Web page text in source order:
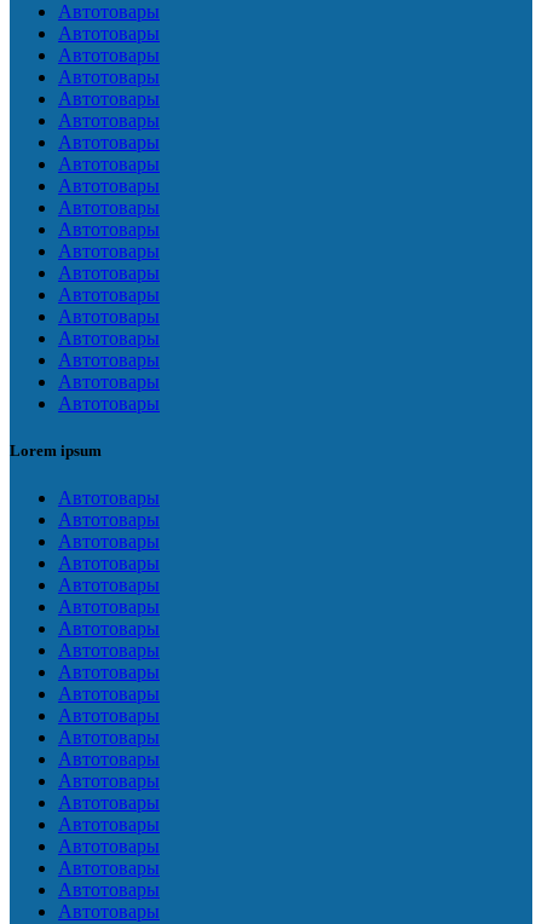
Автотовары
Автотовары
Автотовары
Автотовары
Автотовары
Автотовары
Автотовары
Автотовары
Автотовары
Автотовары
Автотовары
Автотовары
Автотовары
Автотовары
Автотовары
Автотовары
Автотовары
Автотовары
Автотовары
Lorem ipsum
Автотовары
Автотовары
Автотовары
Автотовары
Автотовары
Автотовары
Автотовары
Автотовары
Автотовары
Автотовары
Автотовары
Автотовары
Автотовары
Автотовары
Автотовары
Автотовары
Автотовары
Автотовары
Автотовары
Автотовары